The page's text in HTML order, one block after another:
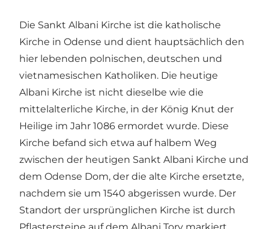
Die Sankt Albani Kirche ist die katholische
Kirche in Odense und dient hauptsächlich den
hier lebenden polnischen, deutschen und
vietnamesischen Katholiken. Die heutige
Albani Kirche ist nicht dieselbe wie die
mittelalterliche Kirche, in der König Knut der
Heilige im Jahr 1086 ermordet wurde. Diese
Kirche befand sich etwa auf halbem Weg
zwischen der heutigen Sankt Albani Kirche und
dem Odense Dom, der die alte Kirche ersetzte,
nachdem sie um 1540 abgerissen wurde. Der
Standort der ursprünglichen Kirche ist durch